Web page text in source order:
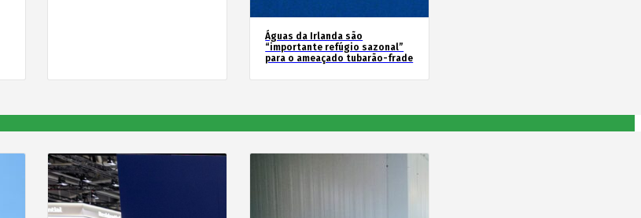
Águas da Irlanda são
“importante refúgio sazonal”
para o ameaçado tubarão-frade